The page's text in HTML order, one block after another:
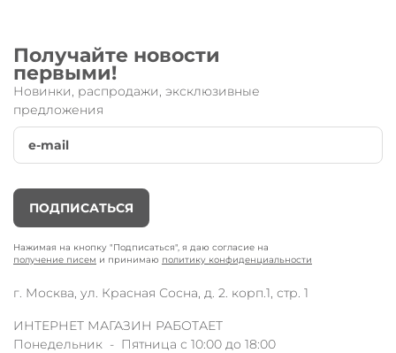
Получайте новости
первыми!
Новинки, распродажи, эксклюзивные
предложения
ПОДПИСАТЬСЯ
Нажимая на кнопку "Подписаться", я даю согласие на
получение писем и принимаю политику конфиденциальности
г. Москва, ул. Красная Сосна, д. 2. корп.1, стр. 1
ИНТЕРНЕТ МАГАЗИН РАБОТАЕТ
Понедельник - Пятница с 10:00 до 18:00